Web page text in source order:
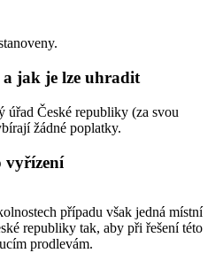
jak je lze uhradit
úřad České republiky (za svou
žádné poplatky.
vyřízení
případu však jedná místní
republiky tak, aby při řešení této
prodlevám.